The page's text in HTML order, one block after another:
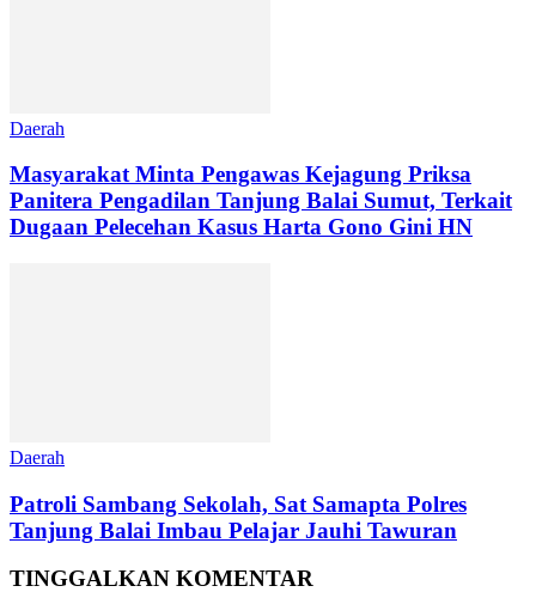
Daerah
Masyarakat Minta Pengawas Kejagung Priksa
Panitera Pengadilan Tanjung Balai Sumut, Terkait
Dugaan Pelecehan Kasus Harta Gono Gini HN
Daerah
Patroli Sambang Sekolah, Sat Samapta Polres
Tanjung Balai Imbau Pelajar Jauhi Tawuran
TINGGALKAN KOMENTAR